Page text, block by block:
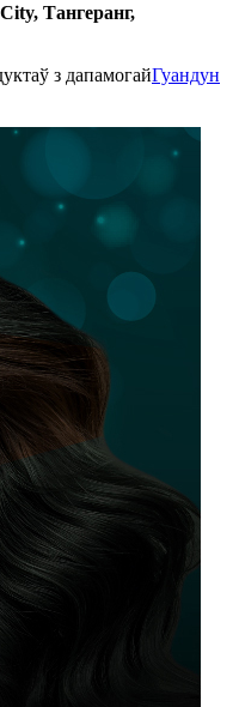
Тангеранг,
з дапамогайГуандун